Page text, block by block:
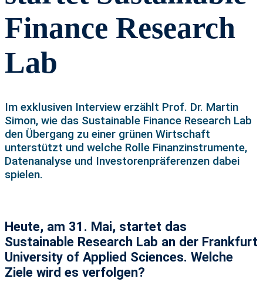
Finance Research
Lab
Im exklusiven Interview erzählt Prof. Dr. Martin
Simon, wie das Sustainable Finance Research Lab
den Übergang zu einer grünen Wirtschaft
unterstützt und welche Rolle Finanzinstrumente,
Datenanalyse und Investorenpräferenzen dabei
spielen.
Heute, am 31. Mai, startet das
Sustainable Research Lab an der Frankfurt
University of Applied Sciences. Welche
Ziele wird es verfolgen?